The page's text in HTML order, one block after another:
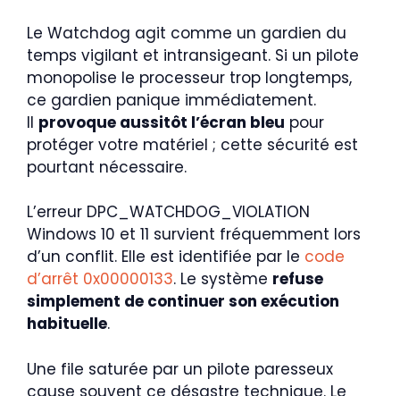
Le Watchdog agit comme un gardien du
temps vigilant et intransigeant. Si un pilote
monopolise le processeur trop longtemps,
ce gardien panique immédiatement.
Il provoque aussitôt l’écran bleu pour
protéger votre matériel ; cette sécurité est
pourtant nécessaire.
L’erreur DPC_WATCHDOG_VIOLATION
Windows 10 et 11 survient fréquemment lors
d’un conflit. Elle est identifiée par le code
d’arrêt 0x00000133. Le système refuse
simplement de continuer son exécution
habituelle.
Une file saturée par un pilote paresseux
cause souvent ce désastre technique. Le